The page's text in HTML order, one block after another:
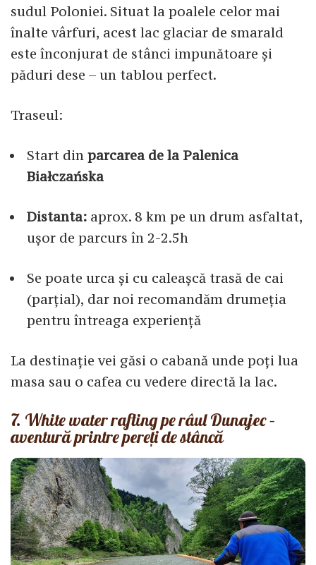
sudul Poloniei. Situat la poalele celor mai
înalte vârfuri, acest lac glaciar de smarald
este înconjurat de stânci impunătoare și
păduri dese – un tablou perfect.
Traseul:
Start din parcarea de la Palenica
Białczańska
Distanta: aprox. 8 km pe un drum asfaltat,
ușor de parcurs în 2-2.5h
Se poate urca și cu caleașcă trasă de cai
(parțial), dar noi recomandăm drumeția
pentru întreaga experiență
La destinație vei găsi o cabană unde poți lua
masa sau o cafea cu vedere directă la lac.
7. White water rafting pe râul Dunajec –
aventură printre pereți de stâncă